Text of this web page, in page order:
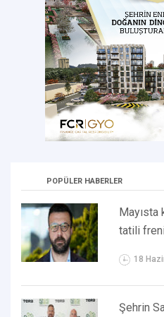
POPÜLER HABERLER
Mayısta
tatili freni
18
Şehrin